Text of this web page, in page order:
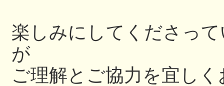
楽しみにしてくださっ
が
ご理解とご協力を宜し